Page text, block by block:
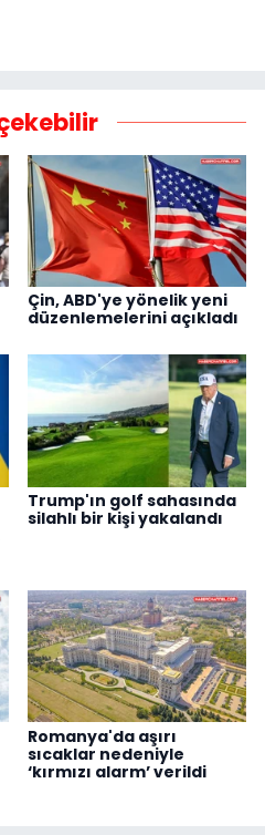
Çin, ABD'ye yönelik yeni
düzenlemelerini açıkladı
Trump'ın golf sahasında
silahlı bir kişi yakalandı
Romanya'da aşırı
sıcaklar nedeniyle
‘kırmızı alarm’ verildi